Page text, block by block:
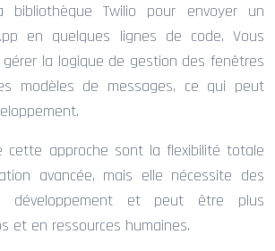
bibliothèque Twilio pour envoyer un
en quelques lignes de code. Vous
la logique de gestion des fenêtres
modèles de messages, ce qui peut
cette approche sont la flexibilité totale
avancée, mais elle nécessite des
développement et peut être plus
et en ressources humaines.